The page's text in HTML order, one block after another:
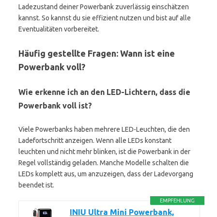
Ladezustand deiner Powerbank zuverlässig einschätzen
kannst. So kannst du sie effizient nutzen und bist auf alle
Eventualitäten vorbereitet.
Häufig gestellte Fragen: Wann ist eine
Powerbank voll?
Wie erkenne ich an den LED-Lichtern, dass die
Powerbank voll ist?
Viele Powerbanks haben mehrere LED-Leuchten, die den
Ladefortschritt anzeigen. Wenn alle LEDs konstant
leuchten und nicht mehr blinken, ist die Powerbank in der
Regel vollständig geladen. Manche Modelle schalten die
LEDs komplett aus, um anzuzeigen, dass der Ladevorgang
beendet ist.
EMPFEHLUNG
INIU Ultra Mini Powerbank,